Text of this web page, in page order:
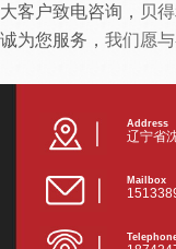
大客户致电咨询， 贝
诚为您服务 ， 我们愿
Address
辽宁省
Mailbox